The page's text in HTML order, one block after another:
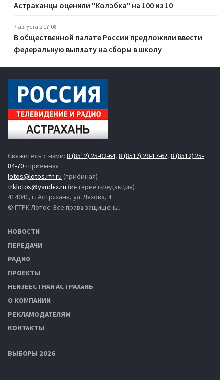
Астраханцы оценили "Колобка" на 100 из 10
7 августа в 17:08
В общественной палате России предложили ввести
федеральную выплату на сборы в школу
Свяжитесь с нами: 8 (8512) 25-02-64, 8 (8512) 28-17-62, 8 (8512) 25-
84-70- приёмная
lotos@lotos.rfn.ru (приёмная)
trklotos@yandex.ru (интернет-редакция)
414040, г. Астрахань, ул. Ляхова, 4
© ГТРК Лотос. Все права защищены.
НОВОСТИ
ПЕРЕДАЧИ
РАДИО
ПРОЕКТЫ
НЕИЗВЕСТНАЯ АСТРАХАНЬ
О КОМПАНИИ
РЕКЛАМОДАТЕЛЯМ
КОНТАКТЫ
ВЫБОРЫ 2026